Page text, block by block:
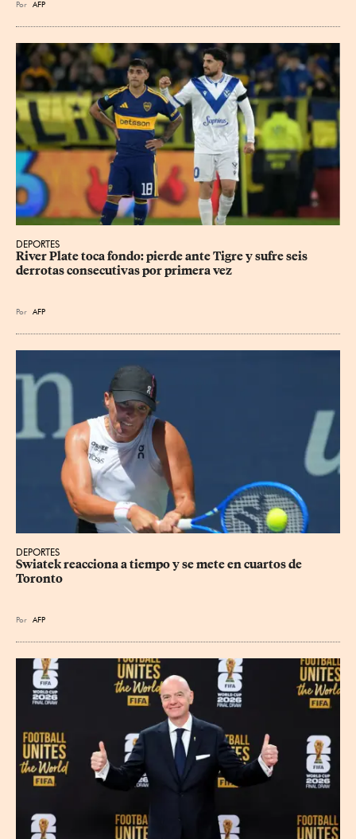
Por AFP
DEPORTES
River Plate toca fondo: pierde ante Tigre y sufre seis
derrotas consecutivas por primera vez
Por AFP
DEPORTES
Swiatek reacciona a tiempo y se mete en cuartos de
Toronto
Por AFP